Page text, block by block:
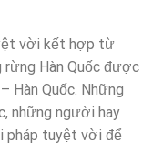
vời kết hợp từ
rừng Hàn Quốc được
Hàn Quốc. Những
những người hay
pháp tuyệt vời để